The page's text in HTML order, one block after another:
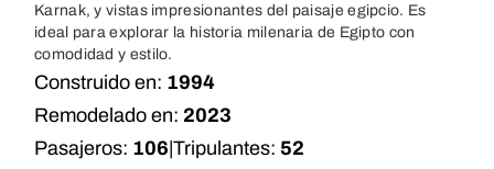
Karnak, y vistas impresionantes del paisaje egipcio. Es
ideal para explorar la historia milenaria de Egipto con
comodidad y estilo.
Construido en: 1994
Remodelado en: 2023
Pasajeros: 106 Tripulantes: 52